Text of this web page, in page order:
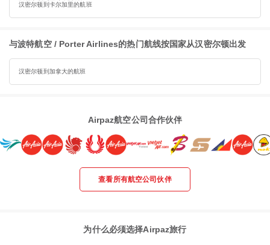
汉密尔顿到卡尔加里的航班
与波特航空 / Porter Airlines的热门航线按国家从汉密尔顿出发
汉密尔顿到加拿大的航班
Airpaz航空公司合作伙伴
查看所有航空公司伙伴
为什么必须选择Airpaz旅行